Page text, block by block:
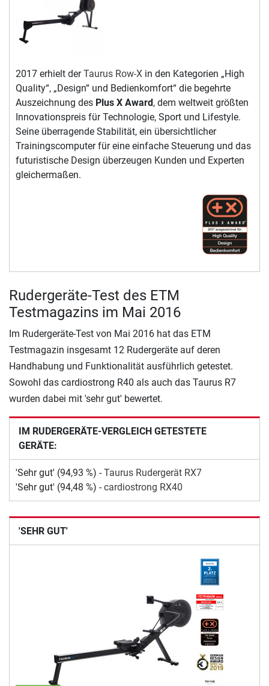
2017 erhielt derTaurus Row-X in den Kategorien „High
Quality“, „Design“ und Bedienkomfort“ die begehrte
Auszeichnung des Plus X Award, dem weltweit größten
Innovationspreis für Technologie, Sport und Lifestyle.
Seine überragende Stabilität, ein übersichtlicher
Trainingscomputer für eine einfache Steuerung und das
futuristische Design überzeugen Kunden und Experten
gleichermaßen.
Rudergeräte-Test des ETM
Testmagazins im Mai 2016
Im Rudergeräte-Test von Mai 2016 hat das ETM
Testmagazin insgesamt 12 Rudergeräte auf deren
Handhabung und Funktionalität ausführlich getestet.
Sowohl das cardiostrong R40 als auch das Taurus R7
wurden dabei mit 'sehr gut' bewertet.
IM RUDERGERÄTE-VERGLEICH GETESTETE
GERÄTE:
'Sehr gut' (94,93 %) -Taurus Rudergerät RX7
'Sehr gut' (94,48 %) -cardiostrong RX40
'SEHR GUT'